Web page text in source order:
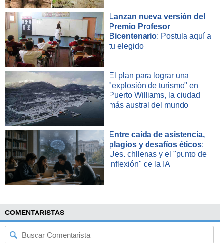
Lanzan nueva versión del
Premio Profesor
Bicentenario: Postula aquí a
tu elegido
El plan para lograr una
"explosión de turismo" en
Puerto Williams, la ciudad
más austral del mundo
Entre caída de asistencia,
plagios y desafíos éticos:
Ues. chilenas y el "punto de
inflexión" de la IA
COMENTARISTAS